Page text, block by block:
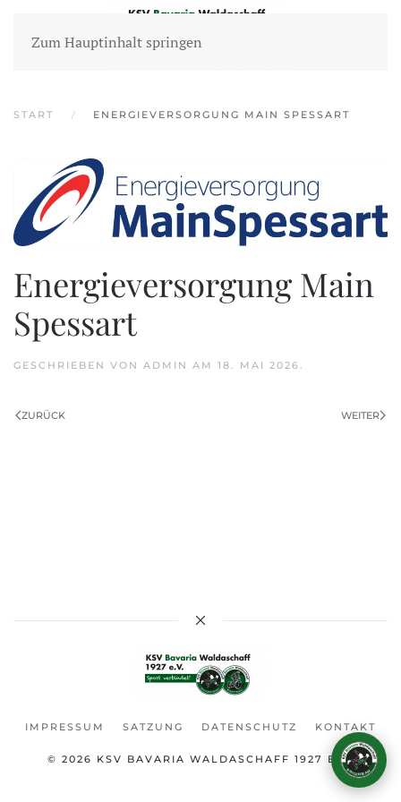
Zum Hauptinhalt springen
START ENERGIEVERSORGUNG MAIN SPESSART
Energieversorgung Main
Spessart
GESCHRIEBEN VON ADMIN AM 18. MAI 2026.
ZURÜCK WEITER
IMPRESSUM SATZUNG DATENSCHUTZ KONTAKT
© 2026 KSV BAVARIA WALDASCHAFF 1927 E.V.